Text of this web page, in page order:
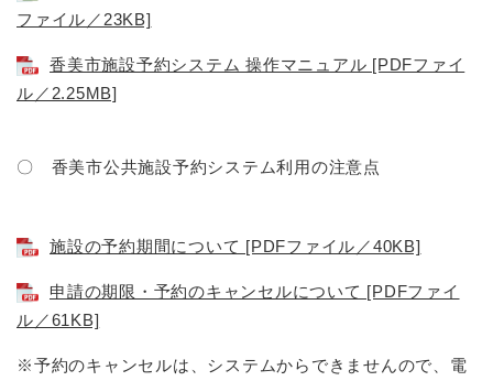
ファイル／23KB]
香美市施設予約システム 操作マニュアル [PDFファイ
ル／2.25MB]
〇 香美市公共施設予約システム利用の注意点
施設の予約期間について [PDFファイル／40KB]
申請の期限・予約のキャンセルについて [PDFファイ
ル／61KB]
※予約のキャンセルは、システムからできませんので、電